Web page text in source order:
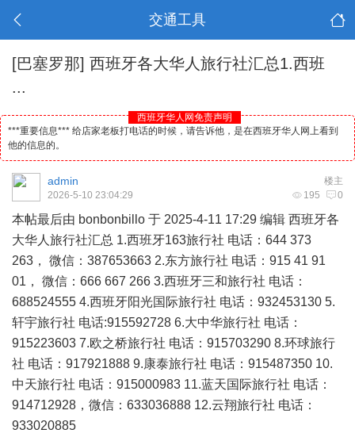
交通工具
[巴塞罗那] 西班牙各大华人旅行社汇总1.西班
...
西班牙华人网免责声明
***重要信息*** 给店家老板打电话的时候，请告诉他，是在西班牙华人网上看到
他的信息的。
楼主
admin
195 0
2026-5-10 23:04:29
本帖最后由 bonbonbillo 于 2025-4-11 17:29 编辑 西班牙各
大华人 旅行社汇总 1.西班牙163旅行社 电话：644 373
263， 微信：387653663 2.东方旅行社 电话：915 41 91
01， 微信：666 667 266 3.西班牙三和旅行社 电话：
688524555 4.西班牙阳光国际旅行社 电话：932453130 5.
轩宇旅行社 电话:915592728 6.大中华旅行社 电话：
915223603 7.欧之桥旅行社 电话：915703290 8.环球旅行
社 电话：917921888 9.康泰旅行社 电话：915487350 10.
中天旅行社 电话：915000983 11.蓝天国际旅行社 电话：
914712928，微信：633036888 12.云翔旅行社 电话：
933020885